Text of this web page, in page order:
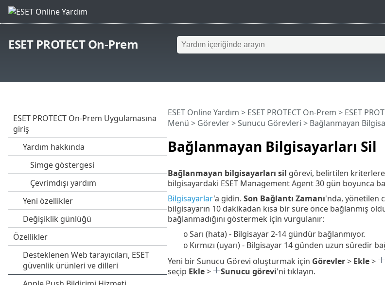
ESET PROTECT On-Prem
Bağlanmayan Bilgisayarları Sil
ESET Online Yardım > ESET PROTECT On-Prem > ESET
Menü > Görevler>Sunucu Görevleri > Bağlanmayan
Bağlanmayan bilgisayarları sil görevi, belirtilen
bilgisayardaki ESET Management Agent 30 gün boyunca
Bilgisayarlar'a gidin. Son Bağlantı Zamanı'nda, yönetilen
bilgisayarın 10 dakikadan kısa bir süre önce bağlanmış
bağlanmadığını göstermek için vurgulanır:
o Sarı (hata) - Bilgisayar 2-14 gündür bağlanmıyor.
o Kırmızı (uyarı) - Bilgisayar 14 günden uzun süredir
Yeni bir Sunucu Görevi oluşturmak için Görevler> Ekle>
seçip Ekle> Sunucu görevi'ni tıklayın.